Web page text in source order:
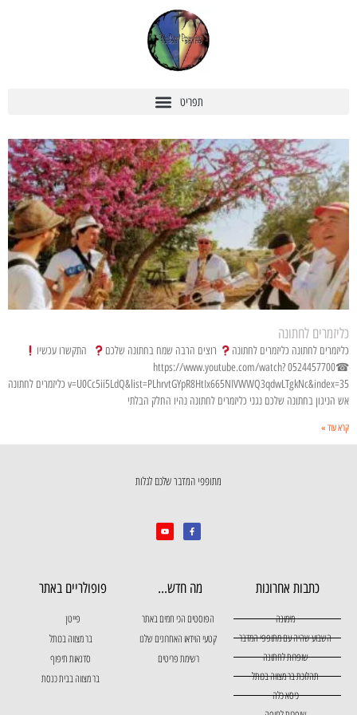
כליזמרים לחתונה
כליזמרים לחתונה כליזמרים לחתונה רוצים הרבה שמח בחתונה שלכם
התקשרו עכשיו
☎0524457700 https://www.youtube.com/watch?
v=U0Cc5ii5LdQ&list=PLhrvtGYpR8HtIx665NIVWWQ3qdwLTgkNc&index=35 כליזמרים לחתונה
אש הניגון בחתונה שלכם נגני כליזמרים לחתונה נהיו החלק הבלתי
קרא עוד »
מתופפי המדבר שלכם לגלות
כתבות אחרונות
מימונה
השבוע שהיה עם מתופפי המדבר
שופרות לחתונה
תהלוכת בר מצווה בכותל
כיסא כלה
מה חדש...
הפוסטים הכי חמים באתר
קטעי הוידאו האחרונים שלנו
רשימת פריטים
פופולריים באתר
פייטן
בר מצווה בכותל
סדנאות תיפוף
בר מצווה בבית כנסת